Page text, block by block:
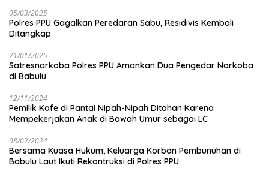
05/03/2025
Polres PPU Gagalkan Peredaran Sabu, Residivis Kembali
Ditangkap
21/01/2025
Satresnarkoba Polres PPU Amankan Dua Pengedar Narkoba
di Babulu
12/11/2024
Pemilik Kafe di Pantai Nipah-Nipah Ditahan Karena
Mempekerjakan Anak di Bawah Umur sebagai LC
08/02/2024
Bersama Kuasa Hukum, Keluarga Korban Pembunuhan di
Babulu Laut Ikuti Rekontruksi di Polres PPU